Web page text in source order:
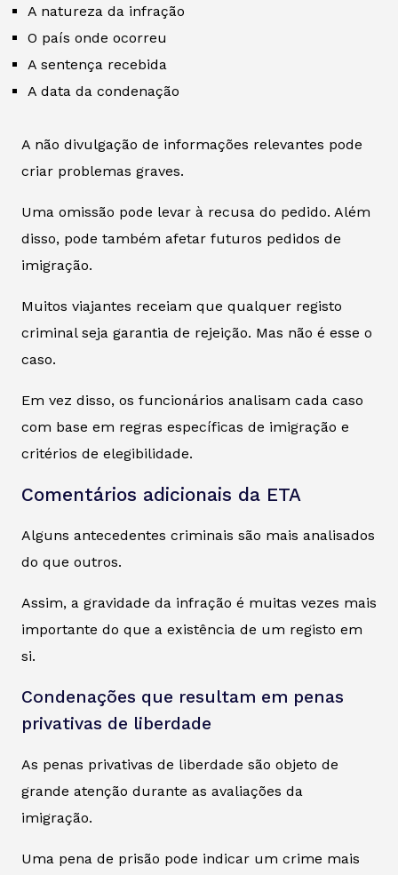
A natureza da infração
O país onde ocorreu
A sentença recebida
A data da condenação
A não divulgação de informações relevantes pode
criar problemas graves.
Uma omissão pode levar à recusa do pedido. Além
disso, pode também afetar futuros pedidos de
imigração.
Muitos viajantes receiam que qualquer registo
criminal seja garantia de rejeição. Mas não é esse o
caso.
Em vez disso, os funcionários analisam cada caso
com base em regras específicas de imigração e
critérios de elegibilidade.
Comentários adicionais da ETA
Alguns antecedentes criminais são mais analisados
do que outros.
Assim, a gravidade da infração é muitas vezes mais
importante do que a existência de um registo em
si.
Condenações que resultam em penas
privativas de liberdade
As penas privativas de liberdade são objeto de
grande atenção durante as avaliações da
imigração.
Uma pena de prisão pode indicar um crime mais